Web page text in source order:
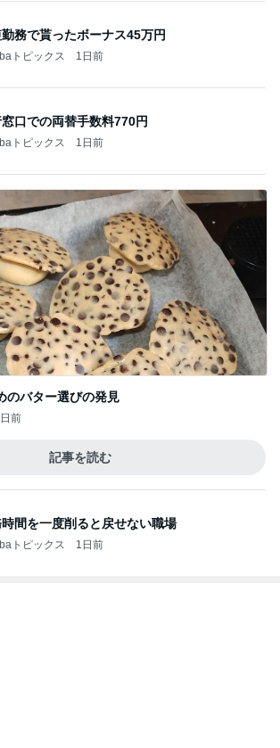
務で貰ったボーナス45万円
トピックス 1日前
口での両替手数料770円
トピックス 1日前
のバター選びの発見
前
記事を読む
間を一度削ると戻せない職場
トピックス 1日前